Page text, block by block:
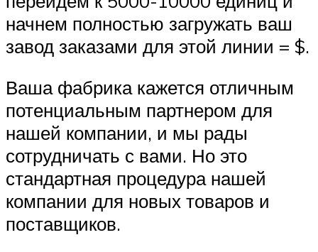
начнем полностью загружать ваш
завод заказами для этой линии = $.
Ваша фабрика кажется отличным
потенциальным партнером для
нашей компании, и мы рады
сотрудничать с вами. Но это
стандартная процедура нашей
компании для новых товаров и
поставщиков.